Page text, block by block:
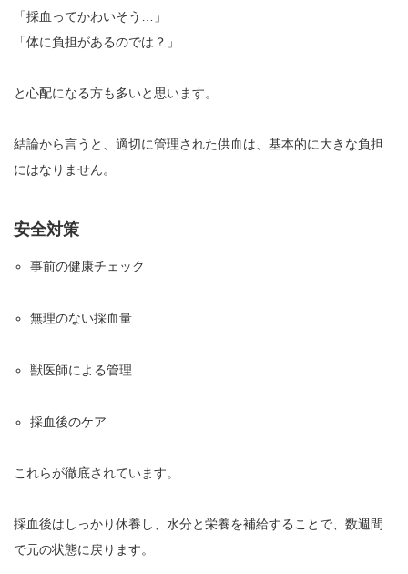
「採血ってかわいそう…」
「体に負担があるのでは？」
と心配になる方も多いと思います。
結論から言うと、適切に管理された供血は、基本的に大きな負担
にはなりません。
安全対策
事前の健康チェック
無理のない採血量
獣医師による管理
採血後のケア
これらが徹底されています。
採血後はしっかり休養し、水分と栄養を補給することで、数週間
で元の状態に戻ります。